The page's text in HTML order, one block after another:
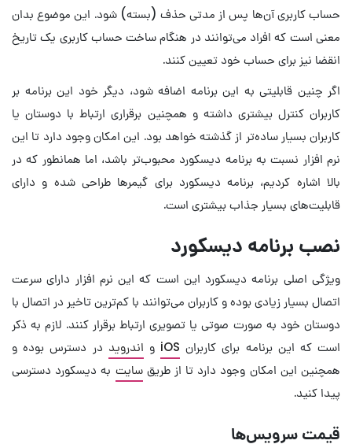
حساب کاربری آن‌ها پس از مدتی حذف (بسته) شود. این موضوع بدان
معنی است که افراد می‌توانند در هنگام ساخت حساب کاربری یک تاریخ
انقضا نیز برای حساب خود تعیین کنند.
اگر چنین قابلیتی به این برنامه اضافه شود، دیگر خود این برنامه بر
کاربران کنترل بیشتری داشته و همچنین برقراری ارتباط با دوستان یا
کاربران بسیار ساده‌تر از گذشته خواهد بود. این امکان وجود دارد تا این
نرم افزار نسبت به برنامه دیسکورد محبوب‌تر باشد، اما همانطور که در
بالا اشاره کردیم، برنامه دیسکورد برای گیمرها طراحی شده و دارای
قابلیت‌های بسیار جذاب بیشتری است.
نصب برنامه دیسکورد
ویژگی اصلی برنامه دیسکورد این است که این نرم افزار دارای سرعت
اتصال بسیار زیادی بوده و کاربران می‌توانند با کم‌ترین تاخیر در اتصال با
دوستان خود به صورت صوتی یا تصویری ارتباط برقرار کنند. لازم به ذکر
است که این برنامه برای کاربران iOS و اندروید در دسترس بوده و
همچنین این امکان وجود دارد تا از طریقسایت به دیسکورد دسترسی
پیدا کنید.
قیمت سرویس‌ها